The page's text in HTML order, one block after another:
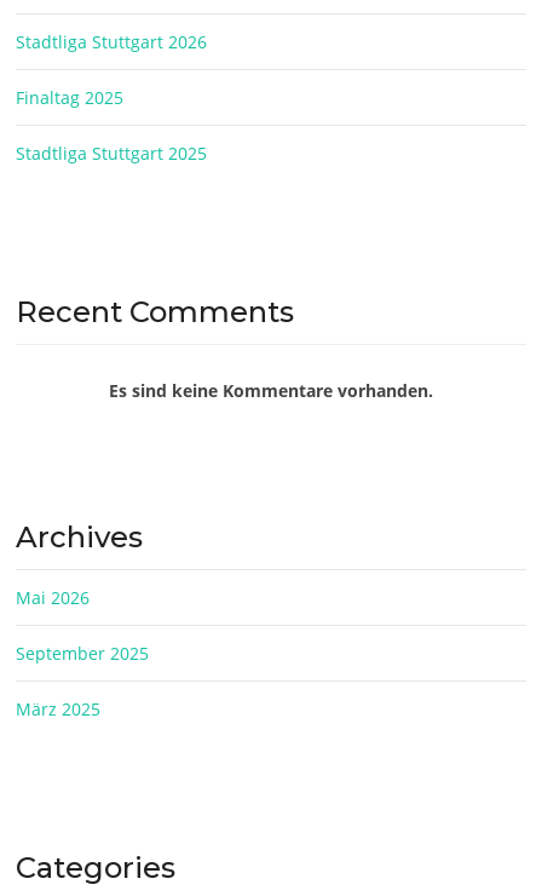
Stadtliga Stuttgart 2026
Finaltag 2025
Stadtliga Stuttgart 2025
Recent Comments
Es sind keine Kommentare vorhanden.
Archives
Mai 2026
September 2025
März 2025
Categories